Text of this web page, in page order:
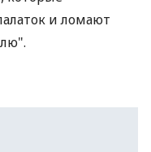
и ломают